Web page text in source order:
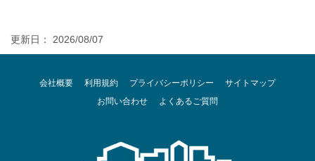
更新日： 2026/08/07
会社概要 利用規約 プライバシーポリシー
サイトマップ
お問い合わせ
よくあるご質問